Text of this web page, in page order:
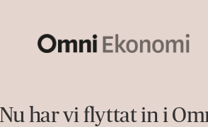
Nu har vi flyttat in i